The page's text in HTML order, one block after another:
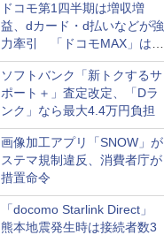
ドコモ第1四半期は増収増
益、dカード・d払いなどが強
力牽引 「ドコモMAX」は
400万契約突破
ソフトバンク「新トクするサ
ポート＋」査定改定、「Dラ
ンク」なら最大4.4万円負担
画像加工アプリ「SNOW」が
ステマ規制違反、消費者庁が
措置命令
「docomo Starlink Direct」
熊本地震発生時は接続者数3